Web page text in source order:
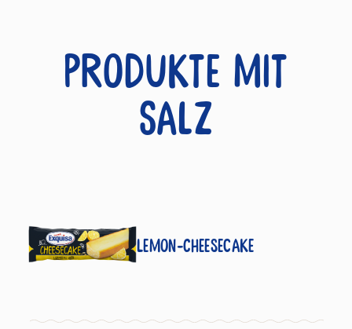
Produkte mit
Salz
Lemon-Cheesecake